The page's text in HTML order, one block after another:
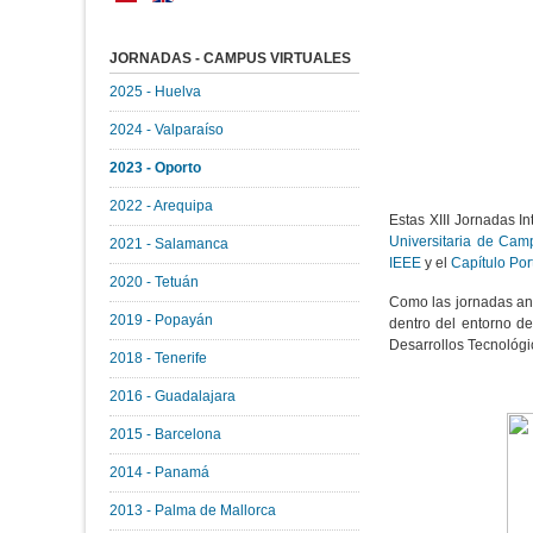
Estas XIII Jornadas
Universitaria de
IEEE y el Capítulo
Como las jornadas
dentro del entorno
Desarrollos
JORNADAS - CAMPUS VIRTUALES
2025 - Huelva
2024 - Valparaíso
2023 - Oporto
2022 - Arequipa
2021 - Salamanca
2020 - Tetuán
2019 - Popayán
2018 - Tenerife
2016 - Guadalajara
2015 - Barcelona
2014 - Panamá
2013 - Palma de Mallorca